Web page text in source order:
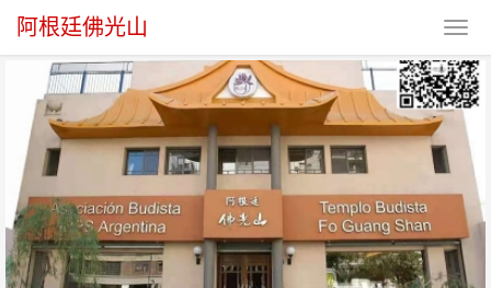
阿根廷佛光山
阿根廷佛光山